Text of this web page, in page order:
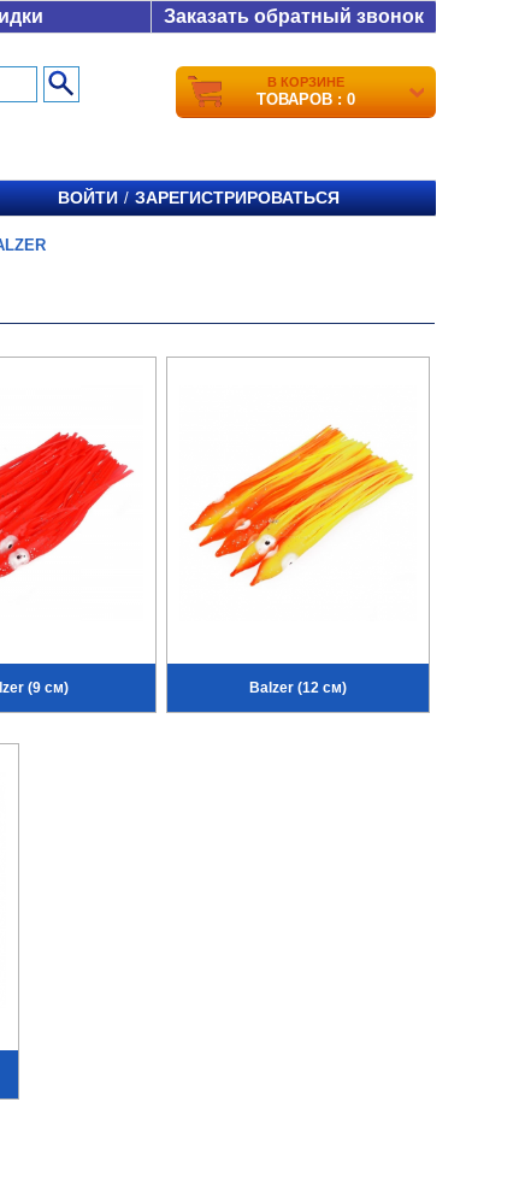
Заказать обратный звонок
В КОРЗИНЕ
ТОВАРОВ : 0
ВОЙТИ / ЗАРЕГИСТРИРОВАТЬСЯ
(9 см) Balzer (12 см)